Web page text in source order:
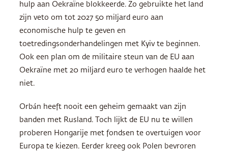
hulp aan Oekraïne blokkeerde. Zo gebruikte het land
zijn veto om tot 2027 50 miljard euro aan
economische hulp te geven en
toetredingsonderhandelingen met Kyiv te beginnen.
Ook een plan om de militaire steun van de EU aan
Oekraïne met 20 miljard euro te verhogen haalde het
niet.
Orbán heeft nooit een geheim gemaakt van zijn
banden met Rusland. Toch lijkt de EU nu te willen
proberen Hongarije met fondsen te overtuigen voor
Europa te kiezen. Eerder kreeg ook Polen bevroren